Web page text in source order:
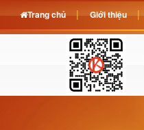
Trang chủ Giới thiệu